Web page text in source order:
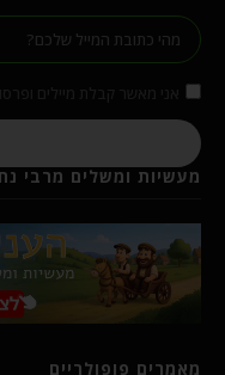
מעשיות ומשלים מרבי
מאמרים פופולריים